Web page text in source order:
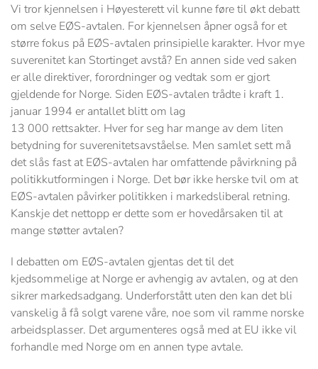
Vi tror kjennelsen i Høyesterett vil kunne føre til økt debatt
om selve EØS-avtalen. For kjennelsen åpner også for et
større fokus på EØS-avtalen prinsipielle karakter. Hvor mye
suverenitet kan Stortinget avstå? En annen side ved saken
er alle direktiver, forordninger og vedtak som er gjort
gjeldende for Norge. Siden EØS-avtalen trådte i kraft 1.
januar 1994 er antallet blitt om lag
13 000 rettsakter. Hver for seg har mange av dem liten
betydning for suverenitetsavståelse. Men samlet sett må
det slås fast at EØS-avtalen har omfattende påvirkning på
politikkutformingen i Norge. Det bør ikke herske tvil om at
EØS-avtalen påvirker politikken i markedsliberal retning.
Kanskje det nettopp er dette som er hovedårsaken til at
mange støtter avtalen?
I debatten om EØS-avtalen gjentas det til det
kjedsommelige at Norge er avhengig av avtalen, og at den
sikrer markedsadgang. Underforstått uten den kan det bli
vanskelig å få solgt varene våre, noe som vil ramme norske
arbeidsplasser. Det argumenteres også med at EU ikke vil
forhandle med Norge om en annen type avtale.